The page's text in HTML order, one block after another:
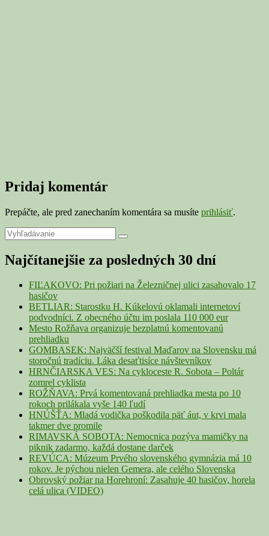
Pridaj komentár
Prepáčte, ale pred zanechaním komentára sa musíte prihlásiť.
Primary
Sidebar
Widget
Area
Search
for:
Search
Najčítanejšie za posledných 30 dní
FIĽAKOVO: Pri požiari na Železničnej ulici zasahovalo 17
hasičov
BETLIAR: Starostku H. Kúkelovú oklamali internetoví
podvodníci. Z obecného účtu im poslala 110 000 eur
Mesto Rožňava organizuje bezplatnú komentovanú
prehliadku
GOMBASEK: Najväčší festival Maďarov na Slovensku má
storočnú tradíciu. Láka desaťtisíce návštevníkov
HRNČIARSKA VES: Na cykloceste R. Sobota – Poltár
zomrel cyklista
ROŽŇAVA: Prvá komentovaná prehliadka mesta po 10
rokoch prilákala vyše 140 ľudí
HNÚŠŤA: Mladá vodička poškodila päť áut, v krvi mala
takmer dve promile
RIMAVSKÁ SOBOTA: Nemocnica pozýva mamičky na
piknik zadarmo, každá dostane darček
REVÚCA: Múzeum Prvého slovenského gymnázia má 10
rokov. Je pýchou nielen Gemera, ale celého Slovenska
Obrovský požiar na Horehroní: Zasahuje 40 hasičov, horela
celá ulica (VIDEO)